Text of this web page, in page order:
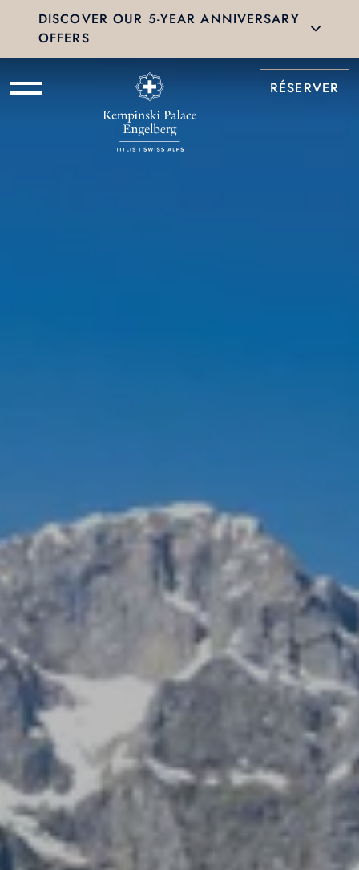
DISCOVER OUR 5-YEAR ANNIVERSARY
OFFERS
RÉSERVER